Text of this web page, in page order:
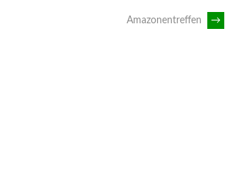
Amazonentreffen →